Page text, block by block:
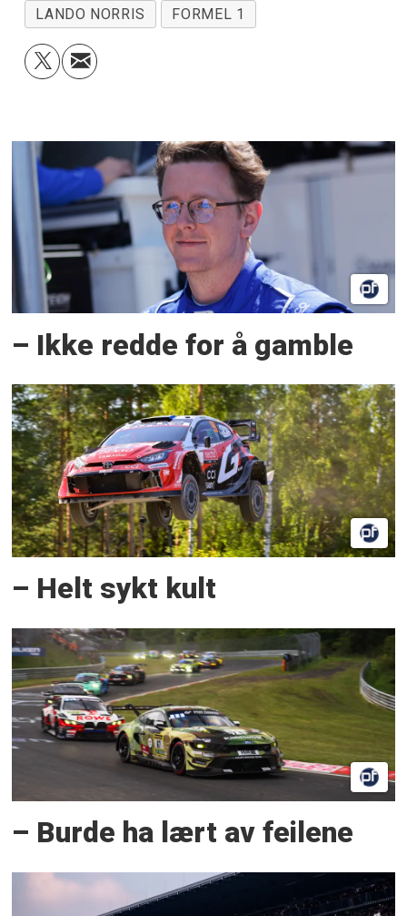
LANDO NORRIS FORMEL 1
– Ikke redde for å gamble
– Helt sykt kult
– Burde ha lært av feilene